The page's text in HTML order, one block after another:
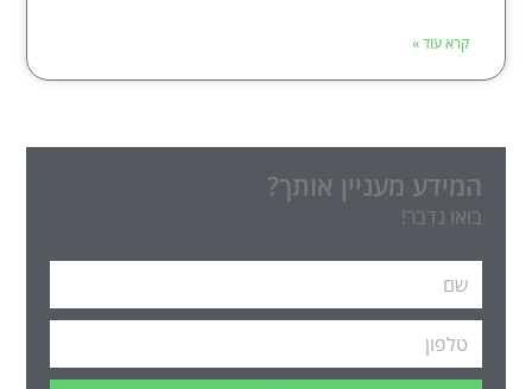
קרא עוד »
המידע מעניין אותך?
בואו נדבר!